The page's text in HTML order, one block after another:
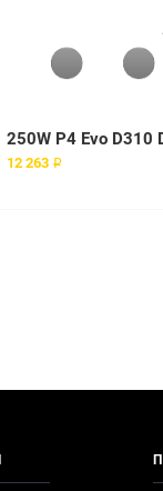
250W P4 Evo D310
12 263 ₽